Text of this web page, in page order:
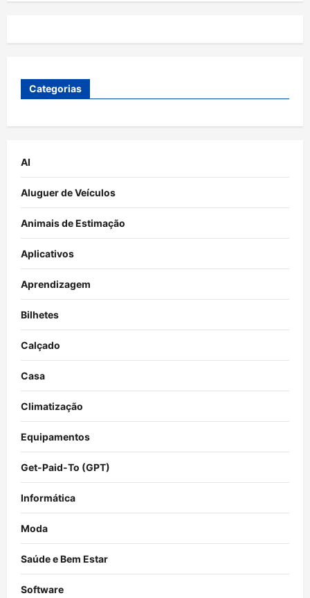
Categorias
AI
Aluguer de Veículos
Animais de Estimação
Aplicativos
Aprendizagem
Bilhetes
Calçado
Casa
Climatização
Equipamentos
Get-Paid-To (GPT)
Informática
Moda
Saúde e Bem Estar
Software